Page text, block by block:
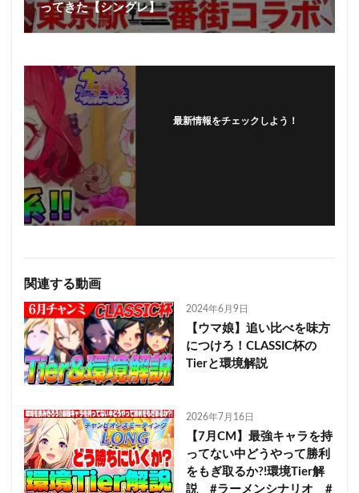
ってきた【シングレ】
最新情報をチェックしよう！
関連する動画
2024年6月9日
【ウマ娘】追い比べを味方
につけろ！CLASSIC杯の
Tierと環境解説
2026年7月16日
【7月CM】最強キャラを持
ってない中どうやって勝利
をもぎ取るか?!環境Tier解
説 #ラーメンシナリオ #